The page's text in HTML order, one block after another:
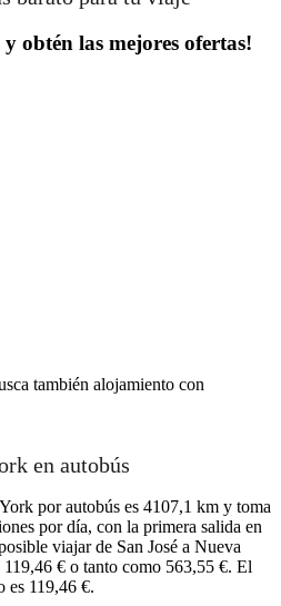
obtén las mejores ofertas!
también alojamiento con
en autobús
por autobús es 4107,1 km y toma
por día, con la primera salida en
viajar de San José a Nueva
€ o tanto como 563,55 €. El
es 119,46 €.